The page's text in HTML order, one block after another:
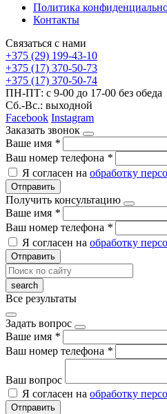
Политика
Контакты
Связаться с нами
+375 (29) 199-43-10
+375 (17) 370-50-73
+375 (17) 370-50-74
ПН-ПТ: с 9-00 до 17-00 без обеда
Сб.-Вс.: выходной
Facebook Instagram
Заказать звонок
Ваше имя *
Ваш номер телефона *
Я согласен на обработку
Отправить
Получить консультацию
Ваше имя *
Ваш номер телефона *
Я согласен на обработку
Отправить
Все результаты
Задать вопрос
Ваше имя *
Ваш номер телефона *
Ваш вопрос
Я согласен на обработку
Отправить